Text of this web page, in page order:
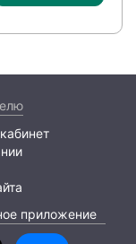
приложение